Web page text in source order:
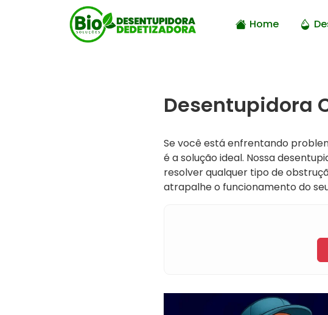
Home
Desentupidora
Se você está enfrentando
é a solução ideal. Nossa
resolver qualquer tipo de
atrapalhe o funcionamento do